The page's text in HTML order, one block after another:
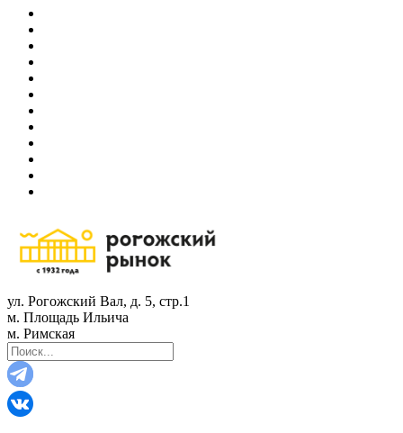
ул. Рогожский Вал, д. 5, стр.1
м. Площадь Ильича
м. Римская